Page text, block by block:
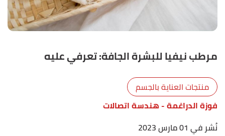
مرطب نيفيا للبشرة الجافة: تعرفي عليه
منتجات العناية بالجسم
فوزة الدراغمة- هندسة اتصالات
نُشر في 01 مارس 2023